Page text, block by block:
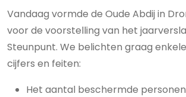
Vandaag vormde de Oude Abdij in
voor de voorstelling van het
Steunpunt. We belichten graag
cijfers en feiten:
Het aantal beschermde